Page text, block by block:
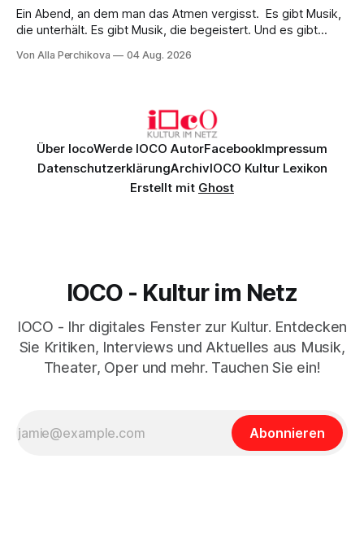
Ein Abend, an dem man das Atmen vergisst. Es gibt Musik,
die unterhält. Es gibt Musik, die begeistert. Und es gibt
Genau so war der Abend im Kurhaus Wiesbaden, an dem
Von Alla Perchikova 04 Aug. 2026
Über IocoWerde IOCO AutorFacebookImpressum
DatenschutzerklärungArchivIOCO Kultur Lexikon
Erstellt mit Ghost
IOCO - Kultur im Netz
IOCO - Ihr digitales Fenster zur Kultur. Entdecken
Sie Kritiken, Interviews und Aktuelles aus Musik,
Theater, Oper und mehr. Tauchen Sie ein!
Abonnieren